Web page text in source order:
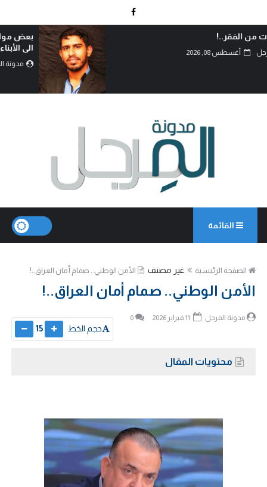
بعض مواصفات البعثي التي إنتقلت بالجينات من الاباء
أغسطس 08, 2026
القائمة
الصفحة الرئيسية غير مصنف الأمن الوطني.. صمام أمان العراق..!
الأمن الوطني.. صمام أمان العراق..!
مدونة المرجل 0
حجم الخط 15
محتويات المقال